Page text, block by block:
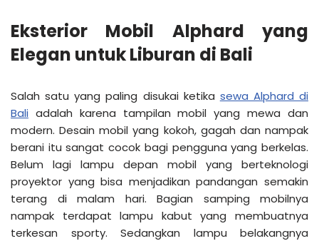
Eksterior Mobil Alphard yang
Elegan untuk Liburan di Bali
Salah satu yang paling disukai ketika sewa Alphard di
Bali adalah karena tampilan mobil yang mewa dan
modern. Desain mobil yang kokoh, gagah dan nampak
berani itu sangat cocok bagi pengguna yang berkelas.
Belum lagi lampu depan mobil yang berteknologi
proyektor yang bisa menjadikan pandangan semakin
terang di malam hari. Bagian samping mobilnya
nampak terdapat lampu kabut yang membuatnya
terkesan sporty. Sedangkan lampu belakangnya